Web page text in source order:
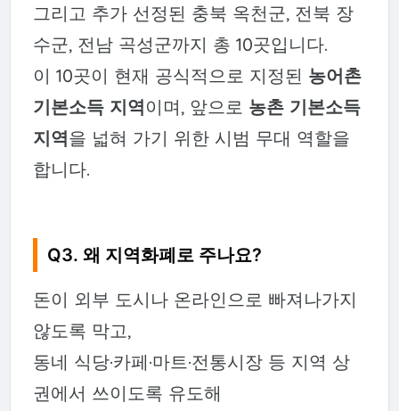
그리고 추가 선정된 충북 옥천군, 전북 장
수군, 전남 곡성군까지 총 10곳입니다.
이 10곳이 현재 공식적으로 지정된 농어촌
기본소득 지역이며, 앞으로 농촌 기본소득
지역을 넓혀 가기 위한 시범 무대 역할을
합니다.
Q3. 왜 지역화폐로 주나요?
돈이 외부 도시나 온라인으로 빠져나가지
않도록 막고,
동네 식당·카페·마트·전통시장 등 지역 상
권에서 쓰이도록 유도해